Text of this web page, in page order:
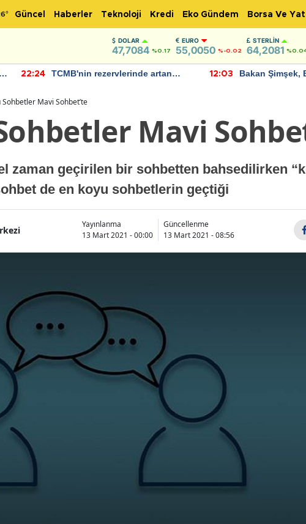
° Güncel Haberler Teknoloji Kredi Eko Gündem Borsa Ve
DOLAR
47,7084 %0.17
EURO
55,0050 %-0.02
STERLIN
64,2081
22:24
TCMB'nin rezervlerinde artan
12:03
Bakan Şimşek,
Sohbetler Mavi Sohbet’te
Mavi
zaman geçirilen bir sohbetten bahsedilirken
de en koyu sohbetlerin geçtiği
Yayınlanma
13 Mart 2021 - 00:00
Güncellenme
13 Mart 2021 - 08:56